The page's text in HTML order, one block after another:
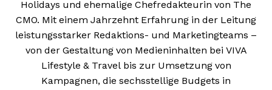
Holidays und ehemalige Chefredakteurin von The
CMO. Mit einem Jahrzehnt Erfahrung in der Leitung
leistungsstarker Redaktions- und Marketingteams –
von der Gestaltung von Medieninhalten bei VIVA
Lifestyle & Travel bis zur Umsetzung von
Kampagnen, die sechsstellige Budgets in